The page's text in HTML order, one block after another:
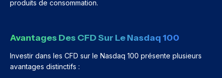
produits de consommation.
Avantages Des CFD Sur Le Nasdaq 100
Investir dans les CFD sur le Nasdaq 100 présente plusieurs
avantages distinctifs :